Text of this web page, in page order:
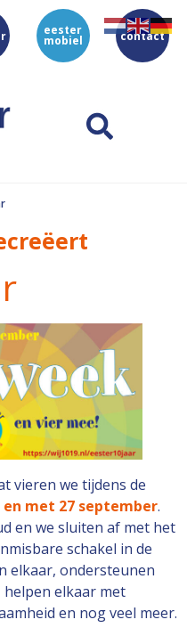
eester
mobiel contact
vieren we tijdens de
met 27 september.
en we sluiten af met het
schakel in de
elkaar, ondersteunen
elkaar met
en nog veel meer.